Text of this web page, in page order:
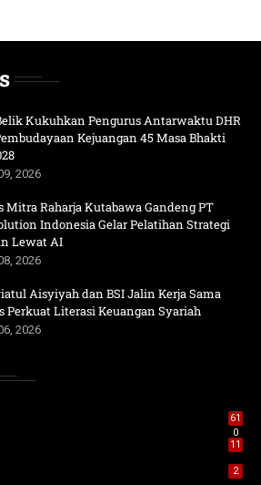
Kukuhkan Pengurus Antarwaktu DHR
Kejuangan 45 Masa Bhakti
2026
Mitra Raharja Kutabawa Gandeng PT
Indonesia Gelar Pelatihan Strategi
Lewat AI
2026
Aisyiyah dan BSI Jalin Kerja Sama
Perkuat Literasi Keuangan Syariah
2026
61
0
11
2